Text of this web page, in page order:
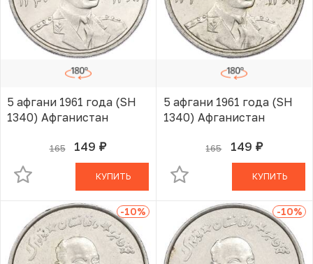
5 афгани 1961 года (SH
1340) Афганистан
165 149 руб.
В КОРЗИНЕ
КУПИТЬ
5 афгани 1961 года (SH
1340) Афганистан
165 149 руб.
В КОРЗИНЕ
КУПИТЬ
-10% -10%